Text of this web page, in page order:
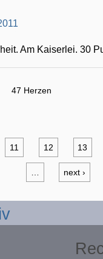
Am Kaiserlei. 30
47 Herzen
11 12 13
next ›